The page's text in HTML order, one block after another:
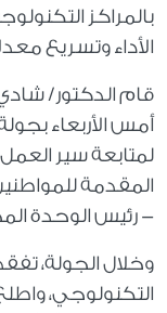
بالمراكز
الأداء وتسريع
قام الدكتور/
أمس الأربعاء
لمتابعة سير
المقدمة
- رئيس الوحدة
وخلال الجولة،
التكنولوجي،